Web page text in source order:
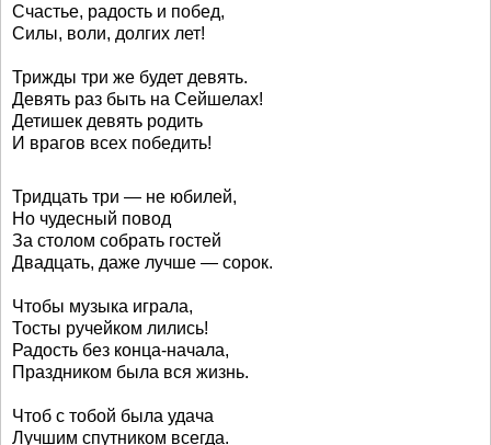
Счастье, радость и побед,
Силы, воли, долгих лет!
Трижды три же будет девять.
Девять раз быть на Сейшелах!
Детишек девять родить
И врагов всех победить!
Тридцать три — не юбилей,
Но чудесный повод
За столом собрать гостей
Двадцать, даже лучше — сорок.
Чтобы музыка играла,
Тосты ручейком лились!
Радость без конца-начала,
Праздником была вся жизнь.
Чтоб с тобой была удача
Лучшим спутником всегда.